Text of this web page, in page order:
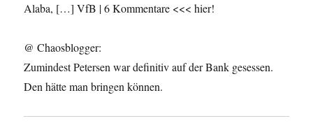
Alaba, […] VfB | 6 Kommentare <<< hier!
@ Chaosblogger:
Zumindest Petersen war definitiv auf der Bank gesessen.
Den hätte man bringen können.